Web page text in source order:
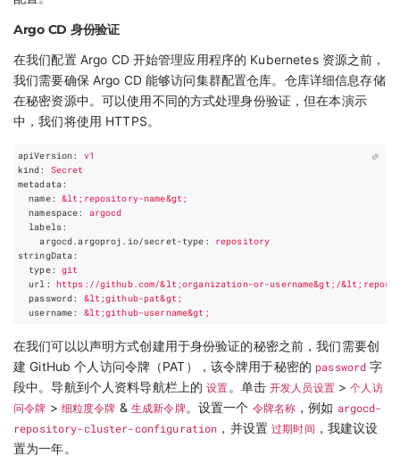
Argo CD 身份验证
在我们配置 Argo CD 开始管理应用程序的 Kubernetes 资源之前，
我们需要确保 Argo CD 能够访问集群配置仓库。仓库详细信息存储
在秘密资源中。可以使用不同的方式处理身份验证，但在本演示
中，我们将使用 HTTPS。
apiVersion:
v1
kind:
Secret
metadata :
name:
&lt;repository-name&gt;
namespace:
argocd
labels:
argocd.argoproj.io/secret-type :
repository
stringData :
type:
git
url :
https://github.com/&lt;organization-or-username&gt;/
password:
&lt;github-pat&gt;
username: &lt;github-username&gt;
在我们可以以声明方式创建用于身份验证的秘密之前，我们需要创
建 GitHub 个人访问令牌（PAT），该令牌用于秘密的 password 字
段中。导航到个人资料导航栏上的设置。单击开发人员设置>个人访
问令牌 > 细粒度令牌 & 生成新令牌。设置一个 令牌名称 ，例如 argocd-
repository-cluster-configuration ，并设置过期时间 ，我建议设
置为一年。